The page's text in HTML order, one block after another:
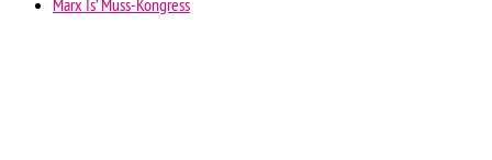
Marx Is’ Muss-Kongress